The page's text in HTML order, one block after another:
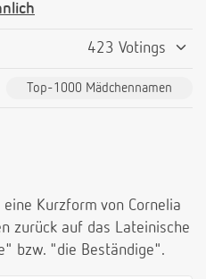
423 Votings
Top-1000 Mädchennamen
Kurzform von Cornelia
zurück auf das Lateinische
bzw. "die Beständige".